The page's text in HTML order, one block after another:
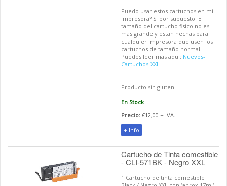
Puedo usar estos cartuchos en mi
impresora? Si por supuesto. El
tamaño del cartucho fisico no es
mas grande y estan hechas para
cualquier impresora que usen los
cartuchos de tamaño normal.
Puedes leer mas aqui: Nuevos-
Cartuchos-XXL
Producto sin gluten.
En Stock
Precio: €12,00 + IVA.
+ Info
Cartucho de Tinta comestible
- CLI-571BK - Negro XXL
1 Cartucho de tinta comestible